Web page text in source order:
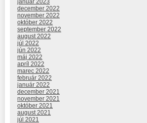
december 2022
november 2022
október 2022
september 2022
august 2022
júl 2022
jún 2022
máj 2022
apríl 2022
marec 2022
február 2022
január 2022
december 2021
november 2021
október 2021
august 2021
júl 2021